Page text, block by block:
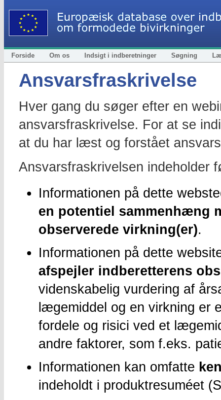
Forside Om os Indsigt i indberetninger Søgning
Ansvarsfraskrivelse
Hver gang du søger efter en
ansvarsfraskrivelse. For at se
at du har læst og forstået
Ansvarsfraskrivelsen indeholder
Informationen på dette
en potentiel sammenhæng
observerede virkning(er).
Informationen på dette
afspejler indberetterens
videnskabelig vurdering af
lægemiddel og en virkning er
fordele og risici ved et
andre faktorer, som f.eks.
Informationen kan omfatte
indeholdt i produktresuméet